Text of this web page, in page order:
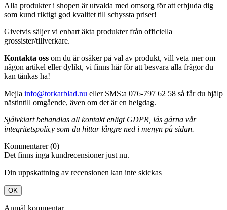
Alla produkter i shopen är utvalda med omsorg för att erbjuda dig
som kund riktigt god kvalitet till schyssta priser!
Givetvis säljer vi enbart äkta produkter från officiella
grossister/tillverkare.
Kontakta oss om du är osäker på val av produkt, vill veta mer om
någon artikel eller dylikt, vi finns här för att besvara alla frågor du
kan tänkas ha!
Mejla info@torkarblad.nu eller SMS:a 076-797 62 58 så får du hjälp
nästintill omgående, även om det är en helgdag.
Självklart behandlas all kontakt enligt GDPR, läs gärna vår
integritetspolicy som du hittar längre ned i menyn på sidan.
Kommentarer (0)
Det finns inga kundrecensioner just nu.
Din uppskattning av recensionen kan inte skickas
OK
Anmäl kommentar